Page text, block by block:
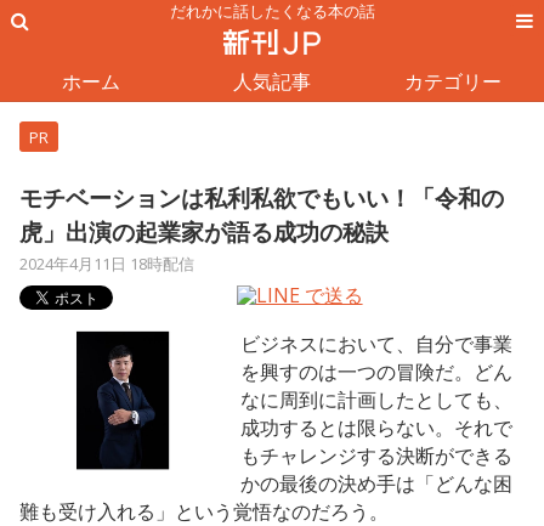
だれかに話したくなる本の話
ホーム 人気記事 カテゴリー
PR
モチベーションは私利私欲でもいい！「令和の
虎」出演の起業家が語る成功の秘訣
2024年4月11日 18時配信
ビジネスにおいて、自分で事業
を興すのは一つの冒険だ。どん
なに周到に計画したとしても、
成功するとは限らない。それで
もチャレンジする決断ができる
かの最後の決め手は「どんな困
難も受け入れる」という覚悟なのだろう。